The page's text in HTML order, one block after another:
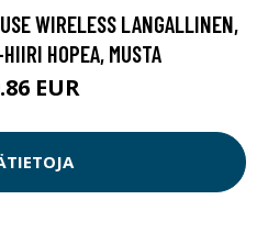
WIRELESS LANGALLINEN,
HOPEA, MUSTA
EUR